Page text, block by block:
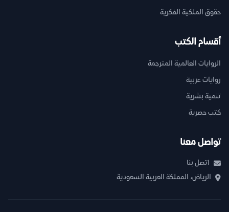
حقوق الملكية الفكرية
أقسام الكتب
الروايات العالمية المترجمة
روايات عربية
تنمية بشرية
كتب حصرية
تواصل معنا
اتصل بنا
الرياض، المملكة العربية السعودية